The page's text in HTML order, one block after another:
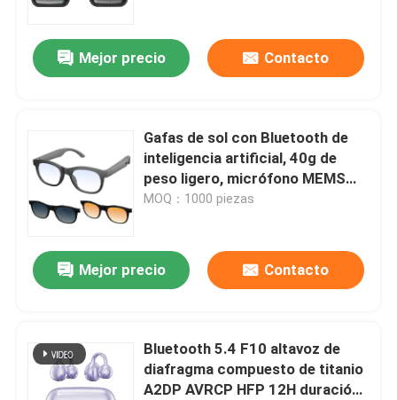
Mejor precio Contacto
Gafas de sol con Bluetooth de
inteligencia artificial, 40g de
peso ligero, micrófono MEMS
para grabación de reuniones,
MOQ：1000 piezas
Mejor precio Contacto
Bluetooth 5.4 F10 altavoz de
diafragma compuesto de titanio
A2DP AVRCP HFP 12H duración